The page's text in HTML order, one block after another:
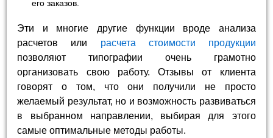
его заказов.
Эти и многие другие функции вроде анализа
расчетов или расчета стоимости продукции
позволяют типографии очень грамотно
организовать свою работу. Отзывы от клиента
говорят о том, что они получили не просто
желаемый результат, но и возможность развиваться
в выбранном направлении, выбирая для этого
самые оптимальные методы работы.